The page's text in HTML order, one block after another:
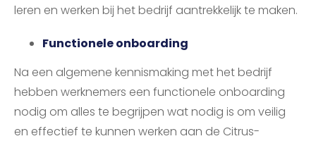
leren en werken bij het bedrijf aantrekkelijk te maken.
Functionele onboarding
Na een algemene kennismaking met het bedrijf
hebben werknemers een functionele onboarding
nodig om alles te begrijpen wat nodig is om veilig
en effectief te kunnen werken aan de Citrus-